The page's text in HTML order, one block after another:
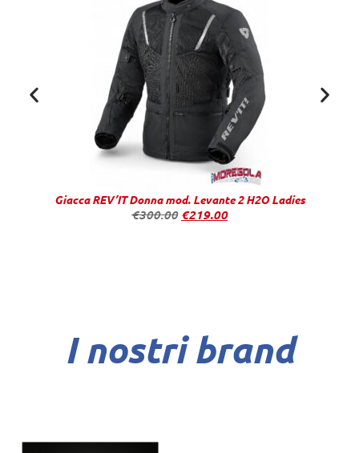
Giacca REV’IT Donna mod. Levante 2 H2O Ladies
€300.00 €219.00
I nostri brand